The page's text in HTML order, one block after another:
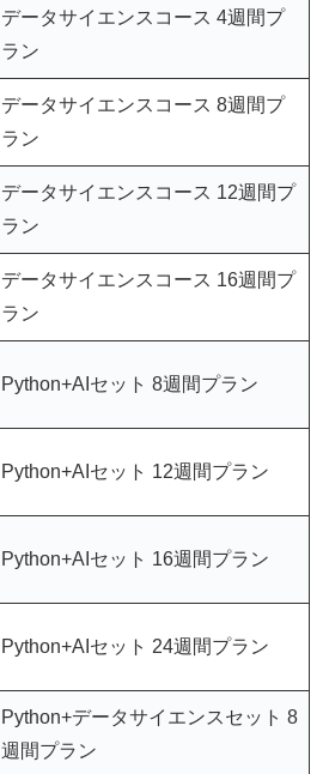
データサイエンスコース 4週間プ
ラン
データサイエンスコース 8週間プ
ラン
データサイエンスコース 12週間プ
ラン
データサイエンスコース 16週間プ
ラン
Python+AIセット 8週間プラン
Python+AIセット 12週間プラン
Python+AIセット 16週間プラン
Python+AIセット 24週間プラン
Python+データサイエンスセット 8
週間プラン